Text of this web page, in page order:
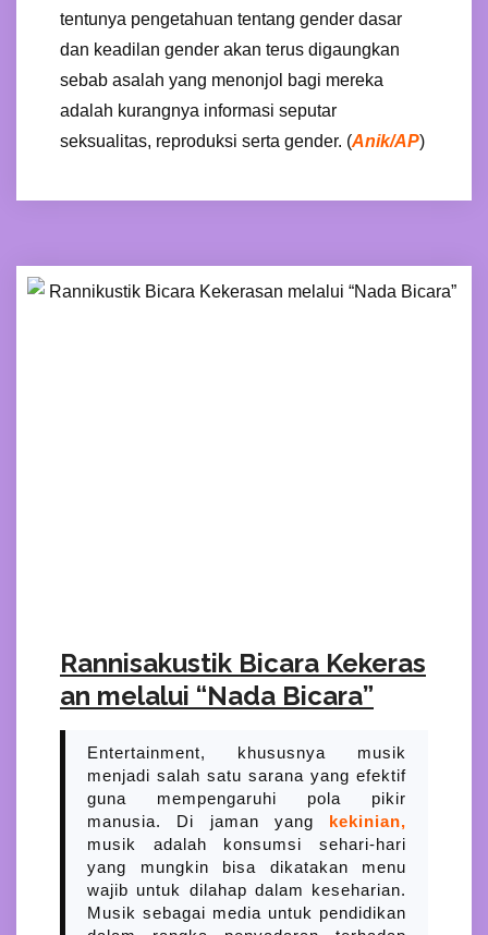
tentunya pengetahuan tentang gender dasar
dan keadilan gender akan terus digaungkan
sebab asalah yang menonjol bagi mereka
adalah kurangnya informasi seputar
seksualitas, reproduksi serta gender. (Anik/AP)
Rannisakustik Bicara Kekeras
an melalui “Nada Bicara”
Entertainment, khususnya musik
menjadi salah satu sarana yang efektif
guna mempengaruhi pola pikir
manusia. Di jaman yang kekinian,
musik adalah konsumsi sehari-hari
yang mungkin bisa dikatakan menu
wajib untuk dilahap dalam keseharian.
Musik sebagai media untuk pendidikan